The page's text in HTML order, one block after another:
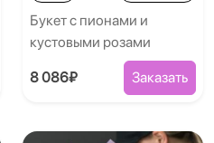
Букет с пионами и
кустовыми розами
8 086₽ Заказать